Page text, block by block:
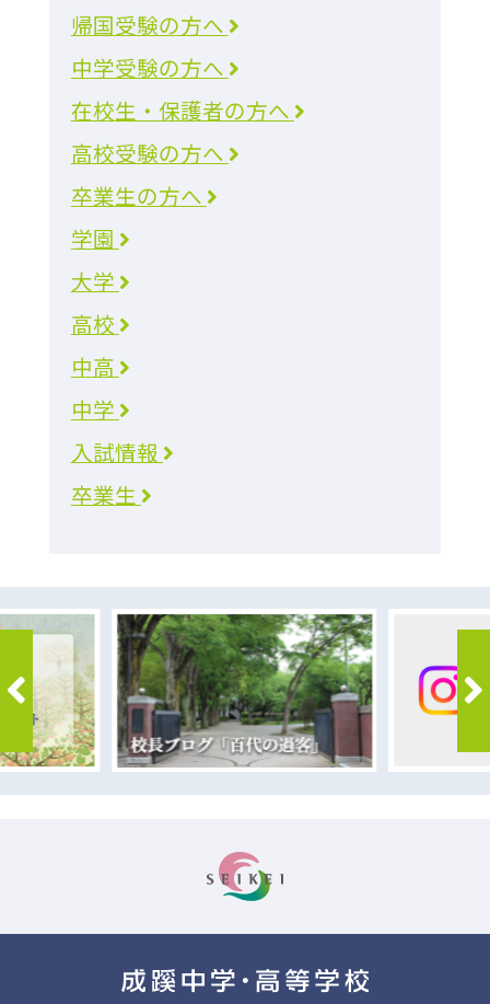
帰国受験の方へ
中学受験の方へ
在校生・保護者の方へ
高校受験の方へ
卒業生の方へ
学園
大学
高校
中高
中学
入試情報
卒業生